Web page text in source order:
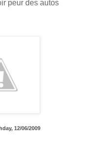
peur des autos
12/06/2009